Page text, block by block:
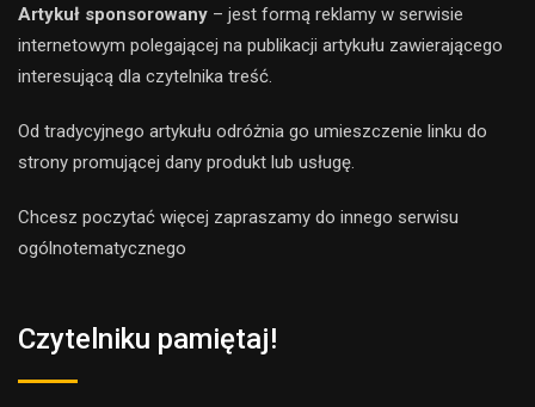
Artykuł sponsorowany – jest formą reklamy w serwisie
internetowym polegającej na publikacji artykułu zawierającego
interesującą dla czytelnika treść.
Od tradycyjnego artykułu odróżnia go umieszczenie linku do
strony promującej dany produkt lub usługę.
Chcesz poczytać więcej zapraszamy do innego serwisu
ogólnotematycznego
Czytelniku pamiętaj!